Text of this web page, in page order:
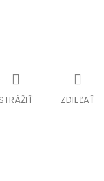
STRÁŽIŤ ZDIEĽAŤ